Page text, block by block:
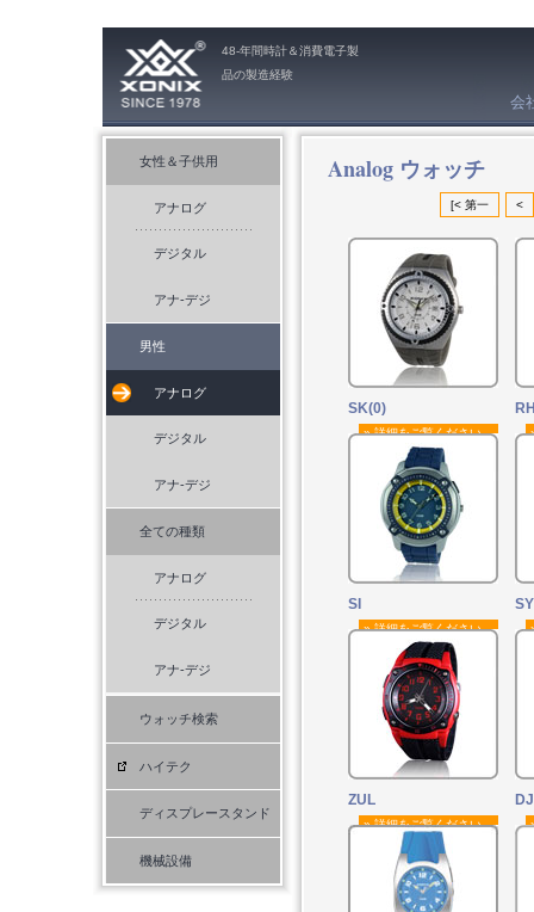
48-年間時計＆消費電子製
品の製造経験
会
女性＆子供用
アナログ
デジタル
アナ-デジ
男性
アナログ
デジタル
アナ-デジ
全ての種類
アナログ
デジタル
アナ-デジ
ウォッチ検索
ハイテク
ディスプレースタンド
機械設備
Analog ウォッチ
[< 第一 <
SK(0)
» 詳細をご覧ください。
SI
» 詳細をご覧ください。
ZUL
» 詳細をご覧ください。
DJ